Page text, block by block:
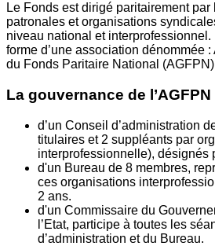
Le Fonds est dirigé paritairement
patronales et organisations
niveau national et interprofessionnel.
forme d’une association dénommée
du Fonds Paritaire National
La gouvernance de
d’un Conseil d’administration
titulaires et 2 suppléants par
interprofessionnelle), désignés
d'un Bureau de 8 membres,
ces organisations
2 ans.
d'un Commissaire du
l’Etat, participe à toutes les
d’administration et du Bureau.